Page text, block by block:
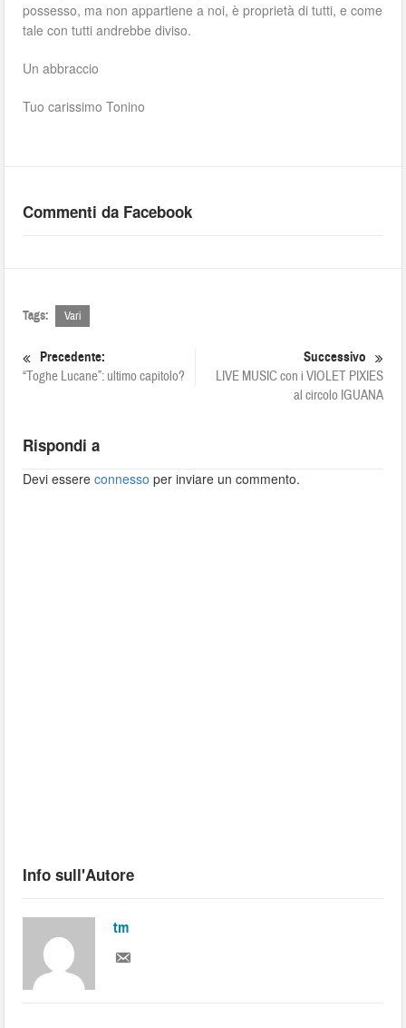
possesso, ma non appartiene a noi, è proprietà di tutti, e come
tale con tutti andrebbe diviso.
Un abbraccio
Tuo carissimo Tonino
Commenti da Facebook
Tags: Vari
Precedente:
“Toghe Lucane”: ultimo capitolo?
Successivo
LIVE MUSIC con i VIOLET PIXIES
al circolo IGUANA
Rispondi a
Devi essereconnesso per inviare un commento.
Info sull'Autore
tm